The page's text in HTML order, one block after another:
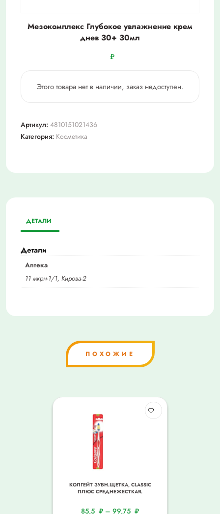
Мезокомплекс Глубокое увлажнение крем
днев 30+ 30мл
₽
Этого товара нет в наличии, заказ недоступен.
Артикул: 4810151021436
Категория: Косметика
ДЕТАЛИ
Детали
Аптека
11 мкрн-1/1, Кирова-2
ПОХОЖИЕ
КОЛГЕЙТ ЗУБН.ЩЕТКА, CLASSIC
ПЛЮС СРЕДНЕЖЕСТКАЯ.
85,5 ₽ – 99,75 ₽